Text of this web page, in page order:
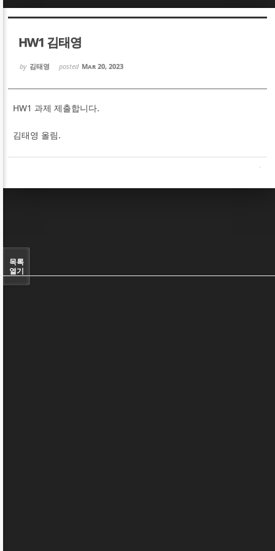
HW1 김태영
by 김태영 posted Mar 20, 2023
HW1 과제 제출합니다.
김태영 올림.
목록
열기
Sketchbook5, 스케치북5
Sketchbook5, 스케치북5
Sketchbook5, 스케치북5
Sketchbook5, 스케치북5